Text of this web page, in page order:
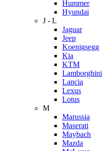
Hummer
Hyundai
J - L
Jaguar
Jeep
Koenigsegg
Kia
KTM
Lamborghini
Lancia
Lexus
Lotus
M
Marussia
Maserati
Maybach
Mazda